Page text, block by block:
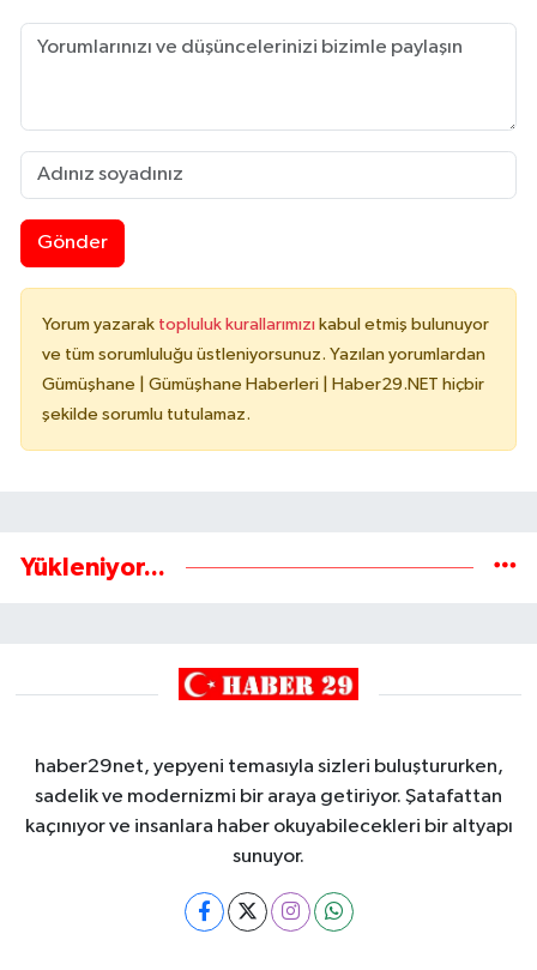
Gönder
Yorum yazarak topluluk kurallarımızı kabul etmiş bulunuyor
ve tüm sorumluluğu üstleniyorsunuz. Yazılan yorumlardan
Gümüşhane | Gümüşhane Haberleri | Haber29.NET hiçbir
şekilde sorumlu tutulamaz.
Yükleniyor...
haber29net, yepyeni temasıyla sizleri buluştururken,
sadelik ve modernizmi bir araya getiriyor. Şatafattan
kaçınıyor ve insanlara haber okuyabilecekleri bir altyapı
sunuyor.